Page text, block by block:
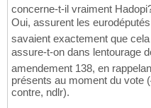
concerne-t-il vraiment
Oui, assurent les
savaient exactement que
assure-t-on dans lentourage
amendement 138, en
présents au moment du vote
contre, ndlr).